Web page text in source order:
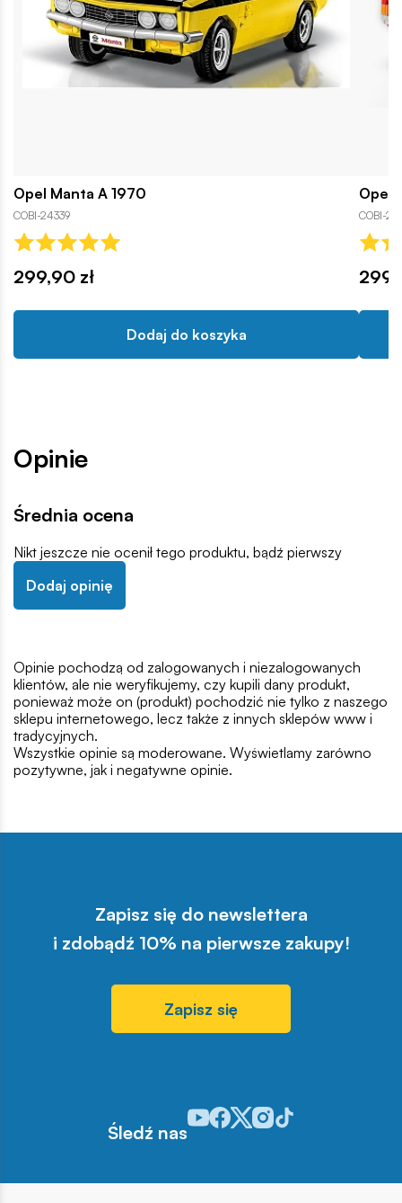
Opel Manta A 1970
COBI-24339
299,90 zł
Dodaj do koszyka
Opel
COBI-
Opinie
Średnia ocena
Nikt jeszcze nie ocenił tego produktu, bądź pierwszy
Dodaj opinię
Opinie pochodzą od zalogowanych i niezalogowanych
klientów, ale nie weryfikujemy, czy kupili dany produkt,
ponieważ może on (produkt) pochodzić nie tylko z naszego
sklepu internetowego, lecz także z innych sklepów www i
tradycyjnych.
Wszystkie opinie są moderowane. Wyświetlamy zarówno
pozytywne, jak i negatywne opinie.
Zapisz się do newslettera
i zdobądź 10% na pierwsze zakupy!
Zapisz się
Śledź nas
Odwiedź nasz profil w serwisie
Odwiedź nasz profil w serwisie
Odwiedź nasz profil w
Odwiedź nasz profil w
Odwiedź nasz profil